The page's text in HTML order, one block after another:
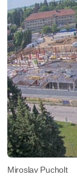
Miroslav Pucholt